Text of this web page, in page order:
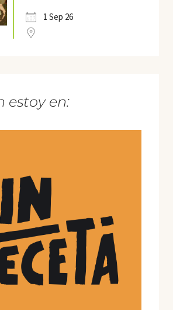
1 Sep 26
estoy en: